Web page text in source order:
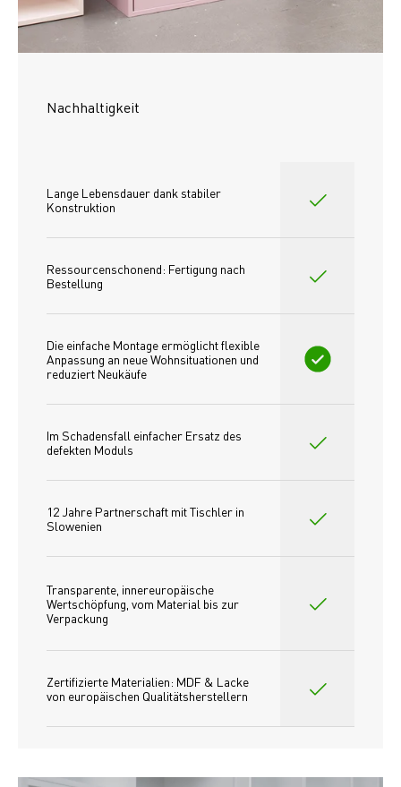
Nachhaltigkeit
Lange Lebensdauer dank stabiler
Konstruktion
Ressourcenschonend: Fertigung nach
Bestellung
Die einfache Montage ermöglicht flexible
Anpassung an neue Wohnsituationen und
reduziert Neukäufe
Im Schadensfall einfacher Ersatz des
defekten Moduls
12 Jahre Partnerschaft mit Tischler in
Slowenien
Transparente, innereuropäische
Wertschöpfung, vom Material bis zur
Verpackung
Zertifizierte Materialien: MDF & Lacke
von europäischen Qualitätsherstellern